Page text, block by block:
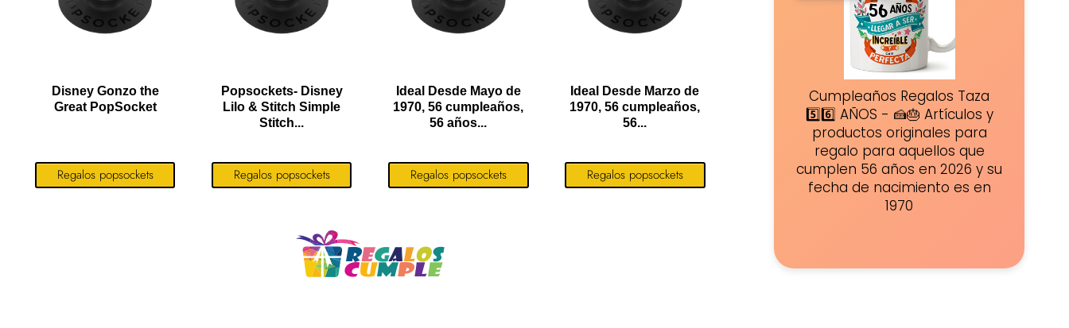
Disney Gonzo the
Great PopSocket
Regalos popsockets
Popsockets- Disney
Lilo & Stitch Simple
Stitch...
Regalos popsockets
Ideal Desde Mayo de
1970, 56 cumpleaños,
56 años...
Regalos popsockets
Ideal Desde Marzo de
1970, 56 cumpleaños,
56...
Regalos popsockets
Cumpleaños Regalos Taza
5️⃣6️⃣ AÑOS - 🍰🎂 Artículos y
productos originales para
regalo para aquellos que
cumplen 56 años en 2026 y su
fecha de nacimiento es en
1970